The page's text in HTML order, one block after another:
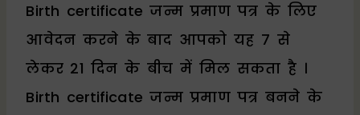
Birth certificate जन्म प्रमाण पत्र के लिए
आवेदन करने के बाद आपको यह 7 से
लेकर 21 दिन के बीच में मिल सकता है ।
Birth certificate जन्म प्रमाण पत्र बनने के